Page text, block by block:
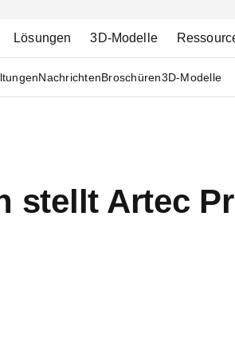
Lösungen 3D-Modelle
NachrichtenBroschüren3D-Modelle
stellt Artec